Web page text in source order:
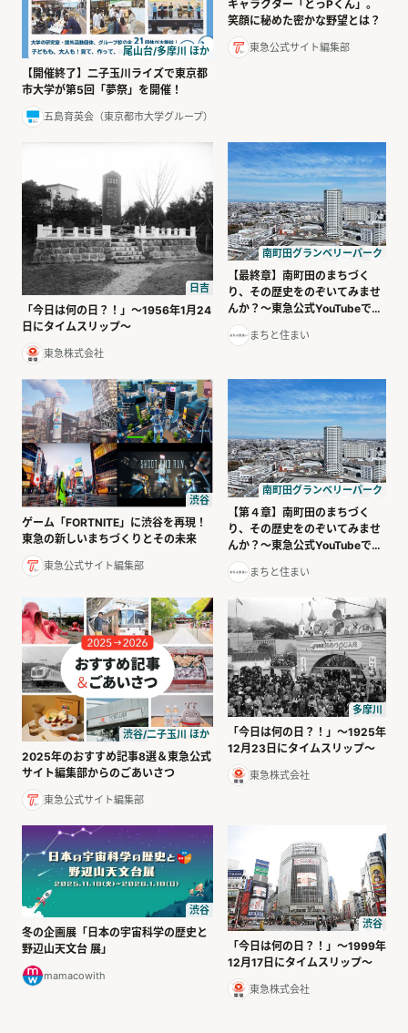
尾山台/多摩川 ほか
【開催終了】二子玉川ライズで東京都
市大学が第5回「夢祭」を開催！
五島育英会（東京都市大学グループ）
キャラクター「とっPくん」。
笑顔に秘めた密かな野望とは？
東急公式サイト編集部
日吉
「今日は何の日？！」～1956年1月24
日にタイムスリップ～
東急株式会社
南町田グランベリーパーク
【最終章】南町田のまちづく
り、その歴史をのぞいてみませ
んか？～東急公式YouTubeで公
開中～
まちと住まい
渋谷
ゲーム「FORTNITE」に渋谷を再現！
東急の新しいまちづくりとその未来
東急公式サイト編集部
南町田グランベリーパーク
【第４章】南町田のまちづく
り、その歴史をのぞいてみませ
んか？～東急公式YouTubeで公
開中～
まちと住まい
渋谷/二子玉川 ほか
2025年のおすすめ記事8選＆東急公式
サイト編集部からのごあいさつ
東急公式サイト編集部
多摩川
「今日は何の日？！」～1925年
12月23日にタイムスリップ～
東急株式会社
渋谷
冬の企画展「日本の宇宙科学の歴史と
野辺山天文台 展」
mamacowith
渋谷
「今日は何の日？！」～1999年
12月17日にタイムスリップ～
東急株式会社